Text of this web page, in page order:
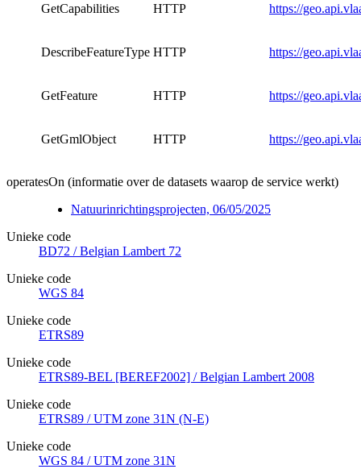
GetCapabilities HTTP https://
DescribeFeatureType HTTP https://
GetFeature HTTP https://
GetGmlObject HTTP https://
operatesOn (informatie over de datasets waarop de service werkt)
Natuurinrichtingsprojecten, 06/05/2025
Unieke code
BD72 / Belgian Lambert 72
Unieke code
WGS 84
Unieke code
ETRS89
Unieke code
ETRS89-BEL [BEREF2002] / Belgian Lambert 2008
Unieke code
ETRS89 / UTM zone 31N (N-E)
Unieke code
WGS 84 / UTM zone 31N